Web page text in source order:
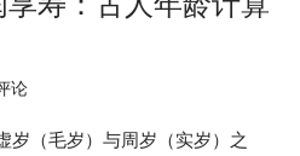
论
岁（毛岁）与周岁（实岁）之